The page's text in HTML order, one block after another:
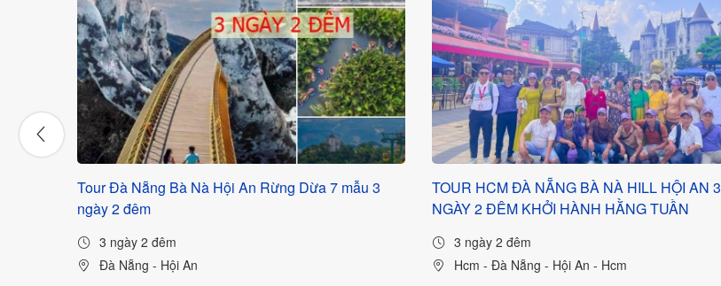
Tour Đà Nẵng Bà Nà Hội An Rừng Dừa 7 mẫu 3
ngày 2 đêm
3 ngày 2 đêm
Đà Nẵng - Hội An
TOUR HCM ĐÀ NẴNG BÀ NÀ HILL HỘI AN 3
NGÀY 2 ĐÊM KHỞI HÀNH HẰNG TUẦN
3 ngày 2 đêm
Hcm - Đà Nẵng - Hội An - Hcm